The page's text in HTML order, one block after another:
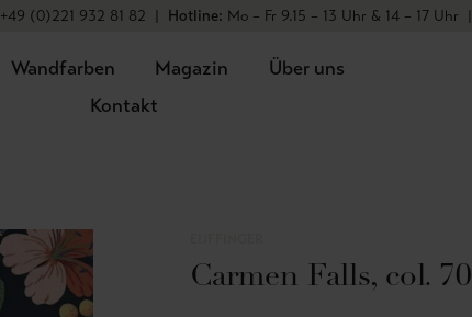
+49 (0)221 932 81 82 | Hotline: Mo – Fr 9.15 – 13 Uhr & 14 – 17 Uhr |
Wandfarben Magazin
Über uns
Kontakt
Carmen Falls, col. 70